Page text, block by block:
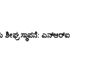
ಶೀಘ್ರ ಸ್ಥಾಪನೆ: ಎನ್‌ಆರ್‌ಐ